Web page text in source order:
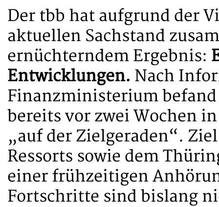
Der tbb hat aufgrund der
aktuellen Sachstand
ernüchterndem Ergebnis:
Entwicklungen. Nach
Finanzministerium
bereits vor zwei Wochen
„auf der Zielgeraden“.
Ressorts sowie dem
einer frühzeitigen
Fortschritte sind bislang